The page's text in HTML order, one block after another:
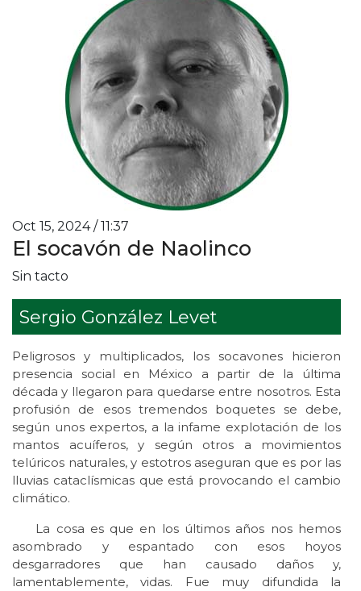
Oct 15, 2024 / 11:37
El socavón de Naolinco
Sin tacto
Sergio González Levet
Peligrosos y multiplicados, los socavones hicieron
presencia social en México a partir de la última
década y llegaron para quedarse entre nosotros. Esta
profusión de esos tremendos boquetes se debe,
según unos expertos, a la infame explotación de los
mantos acuíferos, y según otros a movimientos
telúricos naturales, y estotros aseguran que es por las
lluvias cataclísmicas que está provocando el cambio
climático.
La cosa es que en los últimos años nos hemos
asombrado y espantado con esos hoyos
desgarradores que han causado daños y,
lamentablemente, vidas. Fue muy difundida la